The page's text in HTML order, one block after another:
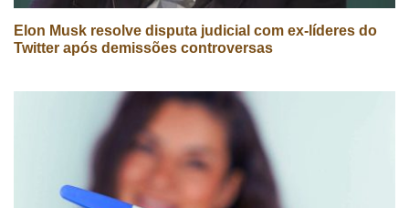
Elon Musk resolve disputa judicial com ex-líderes do
Twitter após demissões controversas